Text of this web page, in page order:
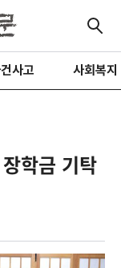
사고 사회복지
학금 기탁